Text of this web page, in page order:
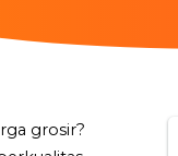
grosir?